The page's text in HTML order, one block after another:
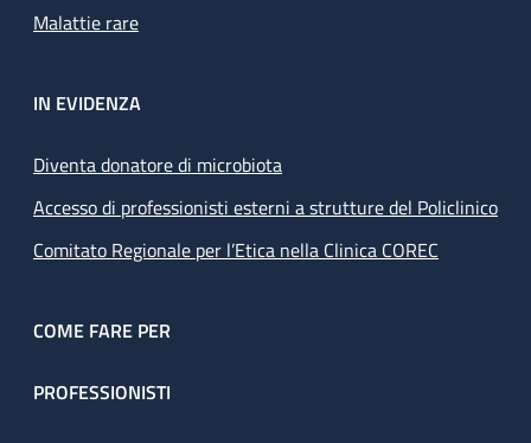
Malattie rare
IN EVIDENZA
Diventa donatore di microbiota
Accesso di professionisti esterni a strutture del Policlinico
Comitato Regionale per l’Etica nella Clinica COREC
COME FARE PER
PROFESSIONISTI